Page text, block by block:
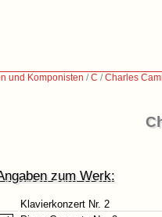
und Komponisten /C /Charles
zum Werk:
Klavierkonzert Nr. 2